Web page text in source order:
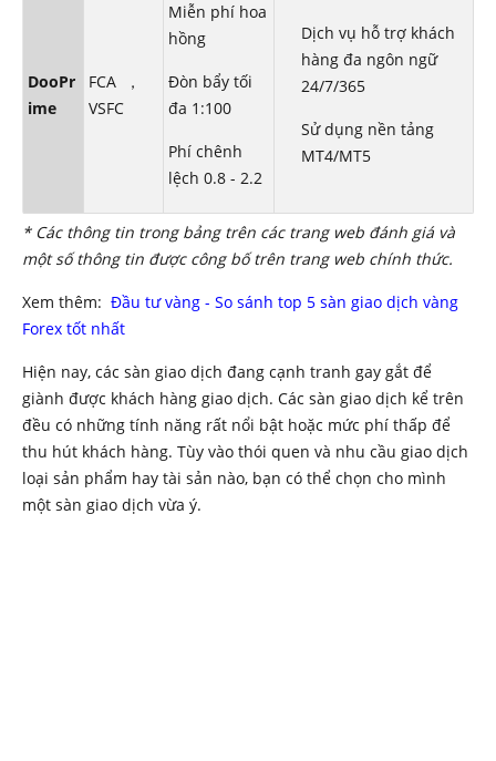
DooPr
ime
FCA ，
VSFC
Miễn phí hoa
hồng
Đòn bẩy tối
đa 1:100
Phí chênh
lệch 0.8 - 2.2
Dịch vụ hỗ trợ khách
hàng đa ngôn ngữ
24/7/365
Sử dụng nền tảng
MT4/MT5
* Các thông tin trong bảng trên các trang web đánh giá và
một số thông tin được công bố trên trang web chính thức.
Xem thêm: Đầu tư vàng - So sánh top 5 sàn giao dịch vàng
Forex tốt nhất
Hiện nay, các sàn giao dịch đang cạnh tranh gay gắt để
giành được khách hàng giao dịch. Các sàn giao dịch kể trên
đều có những tính năng rất nổi bật hoặc mức phí thấp để
thu hút khách hàng. Tùy vào thói quen và nhu cầu giao dịch
loại sản phẩm hay tài sản nào, bạn có thể chọn cho mình
một sàn giao dịch vừa ý.